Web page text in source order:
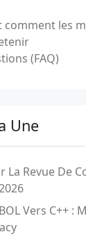
comment les
(FAQ)
Une
La Revue De
Vers C++ :